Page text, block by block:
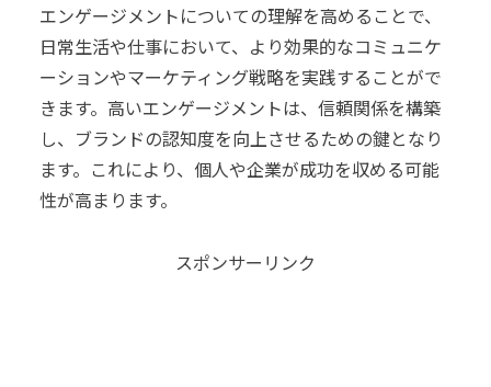
エンゲージメントについての理解を高めることで、
日常生活や仕事において、より効果的なコミュニケ
ーションやマーケティング戦略を実践することがで
きます。高いエンゲージメントは、信頼関係を構築
し、ブランドの認知度を向上させるための鍵となり
ます。これにより、個人や企業が成功を収める可能
性が高まります。
スポンサーリンク